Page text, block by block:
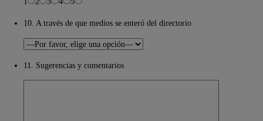
10. A través de que medios se enteró del directorio
11. Sugerencias y comentarios